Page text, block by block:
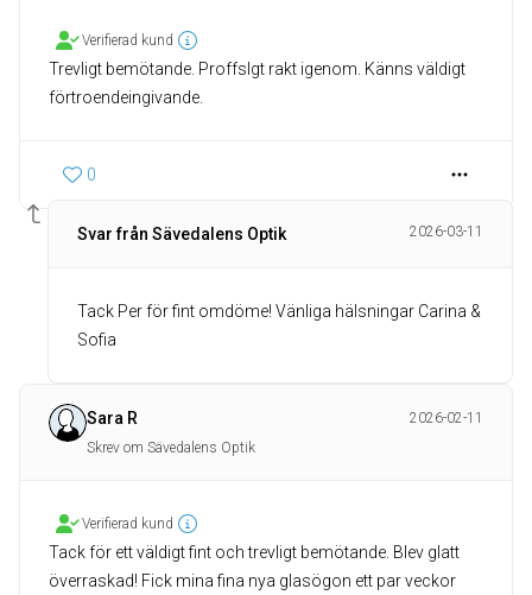
Verifierad kund
Trevligt bemötande. Proffslgt rakt igenom. Känns väldigt
förtroendeingivande.
0
Svar från Sävedalens Optik 2026-03-11
Tack Per för fint omdöme! Vänliga hälsningar Carina &
Sofia
Sara R
2026-02-11
Skrev om Sävedalens Optik
Verifierad kund
Tack för ett väldigt fint och trevligt bemötande. Blev glatt
överraskad! Fick mina fina nya glasögon ett par veckor